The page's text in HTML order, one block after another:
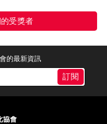
受獎者
的最新資訊
訂閱
協會